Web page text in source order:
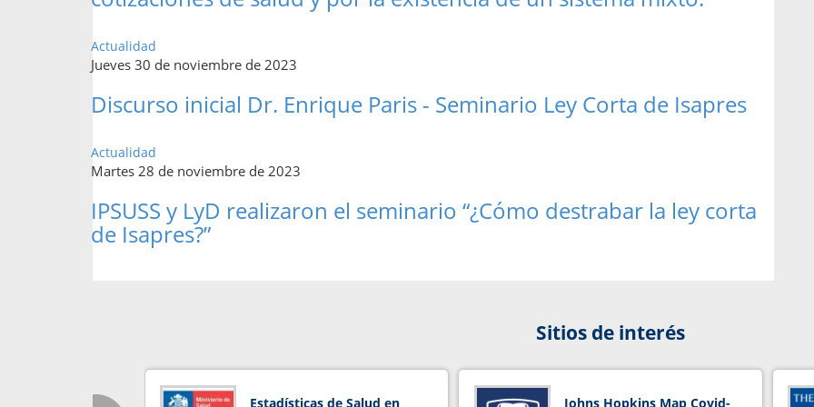
Actualidad
Jueves 30 de noviembre de 2023
Discurso inicial Dr. Enrique Paris - Seminario Ley Corta de Isapres
Actualidad
Martes 28 de noviembre de 2023
IPSUSS y LyD realizaron el seminario “¿Cómo destrabar la ley corta
de Isapres?”
Sitios de interés
Estadísticas de Salud en Johns Hopkins Map Covid-